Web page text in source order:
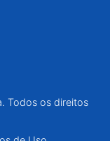
Todos os direitos